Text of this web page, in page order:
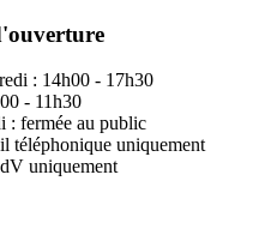
: 14h00 - 17h30
- 11h30
: fermée au public
téléphonique uniquement
uniquement